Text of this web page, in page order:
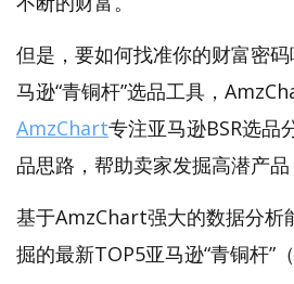
但是，要如何找准你的财富密
马逊“青铜杆”选品工具，
AmzChart专注亚马逊BSR选品
品思路，帮助卖家发掘高潜产品
基于AmzChart强大的数据分析
掘的最新TOP5亚马逊“青铜杆”